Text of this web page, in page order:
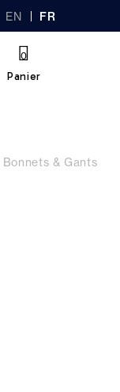
EN FR
Panier
0
Bonnets & Gants